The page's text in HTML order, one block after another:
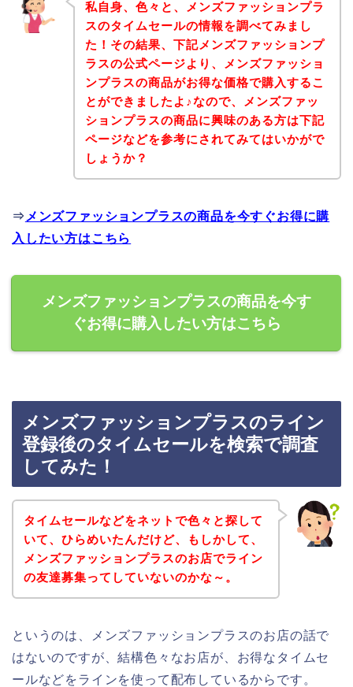
私自身、色々と、メンズファッションプラ
スのタイムセールの情報を調べてみまし
た！その結果、下記メンズファッションプ
ラスの公式ページより、メンズファッショ
ンプラスの商品がお得な価格で購入するこ
とができましたよ♪なので、メンズファッ
ションプラスの商品に興味のある方は下記
ページなどを参考にされてみてはいかがで
しょうか？
⇒ メンズファッションプラスの商品を今すぐお得に購
入したい方はこちら
メンズファッションプラスの商品を今す
ぐお得に購入したい方はこちら
メンズファッションプラスのライン
登録後のタイムセールを検索で調査
してみた！
タイムセールなどをネットで色々と探して
いて、ひらめいたんだけど、もしかして、
メンズファッションプラスのお店でライン
の友達募集ってしていないのかな～。
というのは、メンズファッションプラスのお店の話で
はないのですが、結構色々なお店が、お得なタイムセ
ールなどをラインを使って配布しているからです。